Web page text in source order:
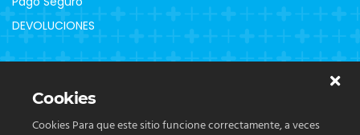
DEVOLUCIONES
Contacto
Cookies
Cookies Para que este sitio funcione correctamente, a veces